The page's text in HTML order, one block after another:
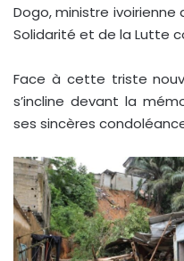
Dogo, ministre
Solidarité et de la Lutte
Face à cette triste
s’incline devant la
ses sincères